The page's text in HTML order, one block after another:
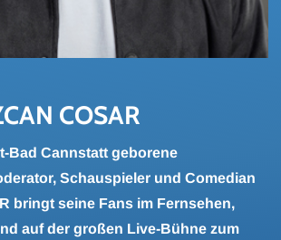
COSAR
Bad Cannstatt geborene
Schauspieler und Comedian
bringt seine Fans im Fernsehen,
auf der großen Live-Bühne zum